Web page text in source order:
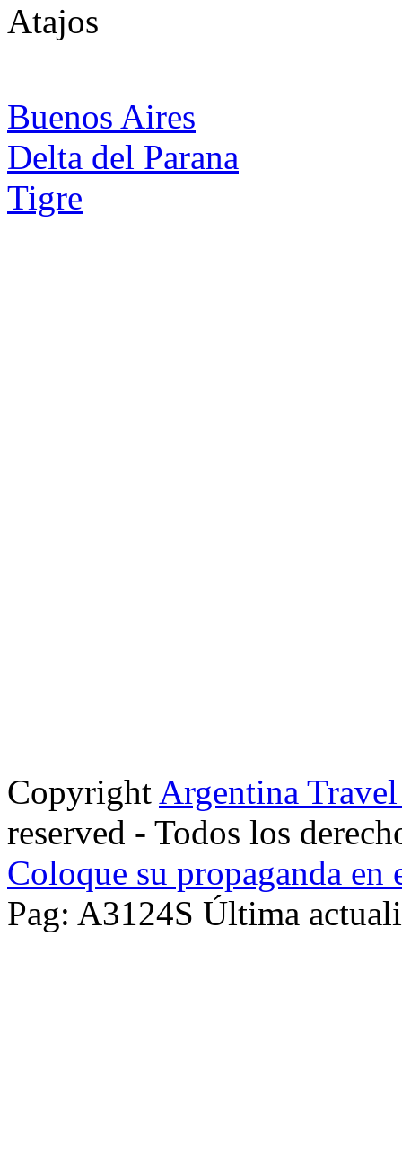
Atajos
Buenos Aires
Delta del Parana
Tigre
Copyright Argentina
reserved - Todos los
Coloque su propaganda en
Pag: A3124S Última